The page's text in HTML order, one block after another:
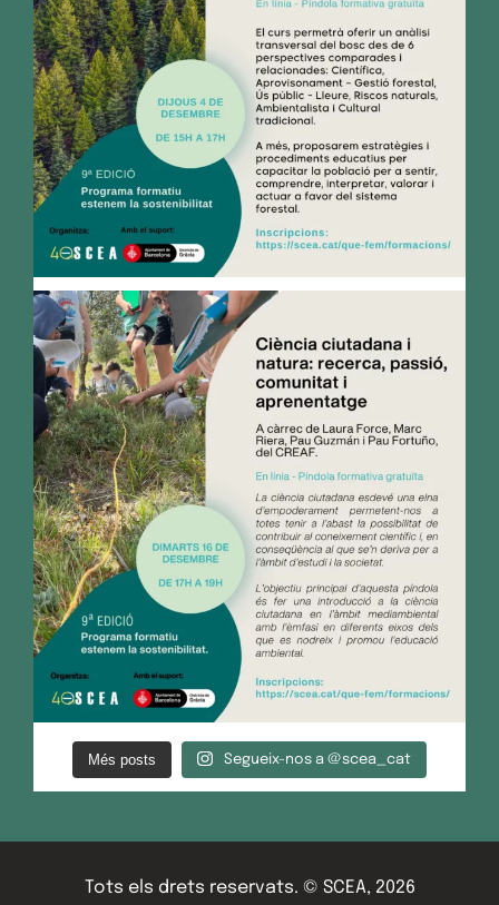
Més posts Segueix-nos a @scea_cat
Tots els drets reservats. © SCEA, 2026